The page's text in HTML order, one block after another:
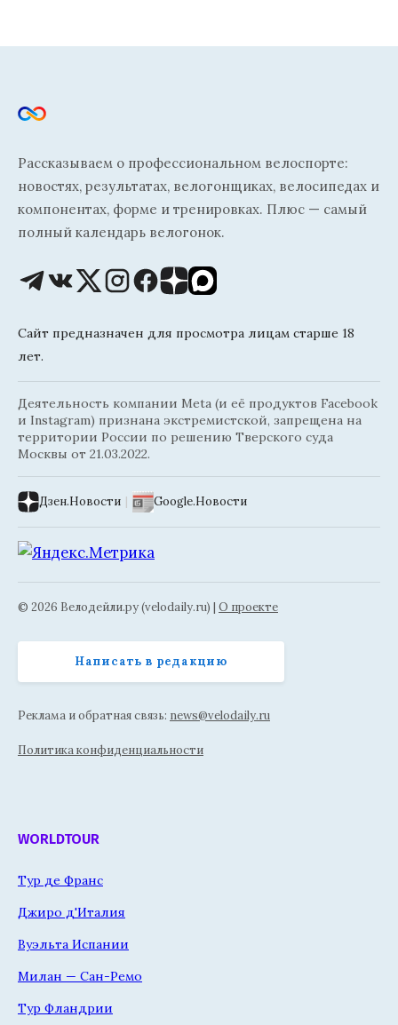
Рассказываем о профессиональном велоспорте:
новостях, результатах, велогонщиках, велосипедах и
компонентах, форме и тренировках. Плюс — самый
полный календарь велогонок.
Сайт предназначен для просмотра лицам старше 18
лет.
Деятельность компании Meta (и её продуктов Facebook
и Instagram) признана экстремистской, запрещена на
территории России по решению Тверского суда
Москвы от 21.03.2022.
Дзен.Новости | Google.Новости
© 2026 Велодейли.ру (velodaily.ru) | О проекте
Написать в редакцию
Реклама и обратная связь: news@velodaily.ru
Политика конфиденциальности
WORLDTOUR
Тур де Франс
Джиро д'Италия
Вуэльта Испании
Милан — Сан-Ремо
Тур Фландрии